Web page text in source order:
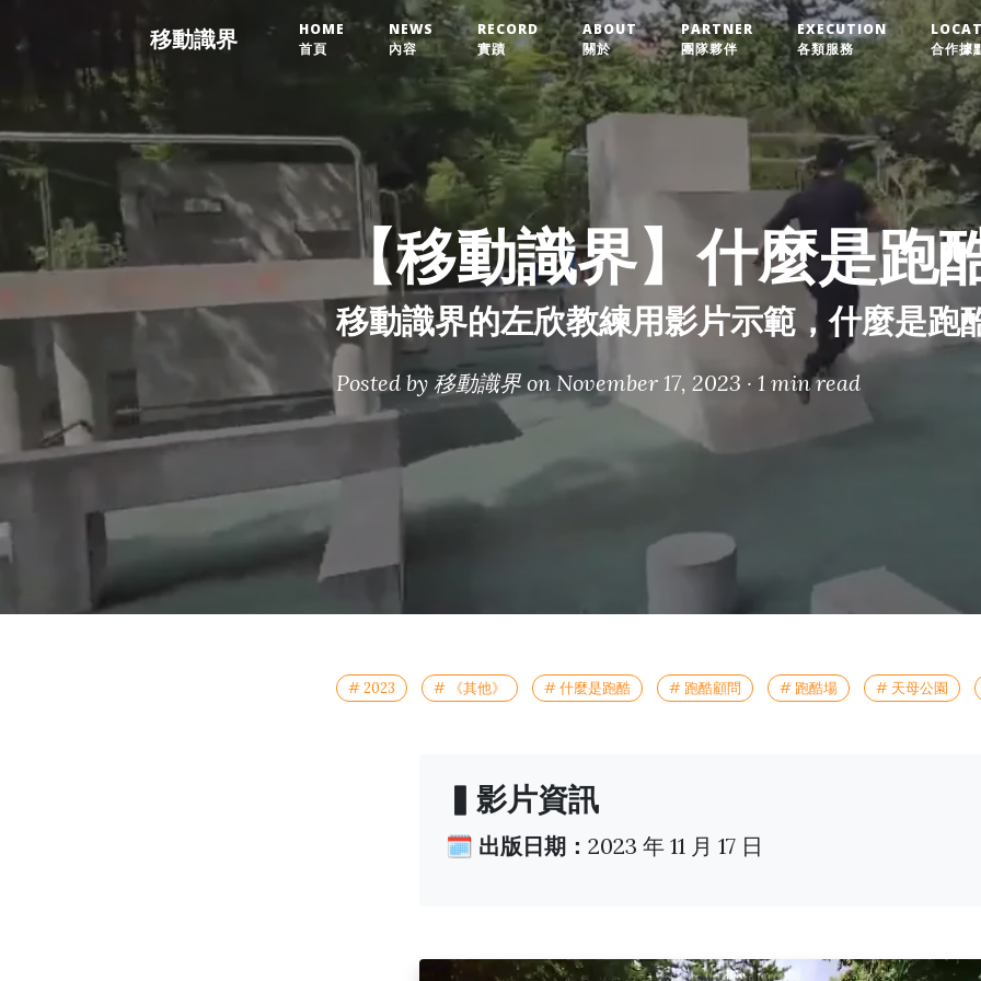
移動識界
HOME
首頁
NEWS
內容
RECORD
實蹟
ABOUT
關於
PARTNER
團隊夥伴
EXECUTION
各類服務
合作據
【移動識界】什麼是跑
移動識界的左欣教練用影片示範，什麼是跑
Posted by 移動識界 on November 17, 2023 · 1 min read
# 2023 # 《其他》 # 什麼是跑酷 # 跑酷顧問 # 跑酷場 # 天母公園
▍影片資訊
🗓️ 出版日期： 2023 年 11 月 17 日